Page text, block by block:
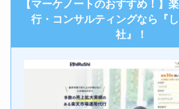
【マーケノートのおすすめ！】
行・コンサルティングなら『
社』！